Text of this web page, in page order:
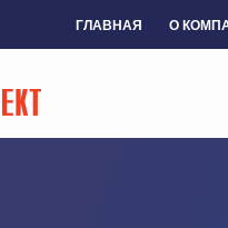
ГЛАВНАЯ О